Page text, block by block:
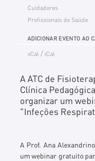
Cuidadores
Profissionais de Saúde
ADICIONAR EVENTO AO
vCal / iCal
A ATC de
Clínica
organizar um
"Infeções
A Prof. Ana
um webinar gratuito